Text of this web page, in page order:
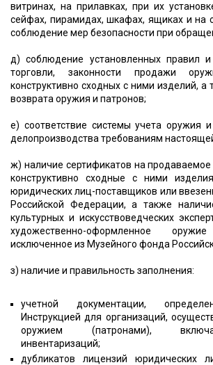
витринах, на прилавках, при их
сейфах, пирамидах, шкафах, ящиках и на
соблюдение мер безопасности при
д) соблюдение установленных правил
торговли, законности продажи
конструктивно сходных с ними изделий,
возврата оружия и патронов;
е) соответствие системы учета оружия
делопроизводства требованиям
ж) наличие сертификатов на
конструктивно сходные с ними
юридических лиц-поставщиков или
Российской Федерации, а также
культурных и искусствоведческих
художественно-оформленное
исключенное из Музейного фонда
з) наличие и правильность заполнения:
учетной документации,
Инструкцией для организаций,
оружием (патронами),
инвентаризаций;
дубликатов лицензий юридических